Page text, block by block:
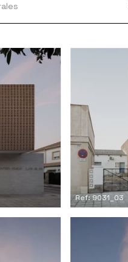
Ref: 9031_03